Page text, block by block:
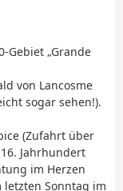
Gebiet „Grande
von Lancosme
sogar sehen!).
(Zufahrt über
Jahrhundert
im Herzen
letzten Sonntag im